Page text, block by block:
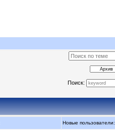
Поиск:
Новые пользователи: